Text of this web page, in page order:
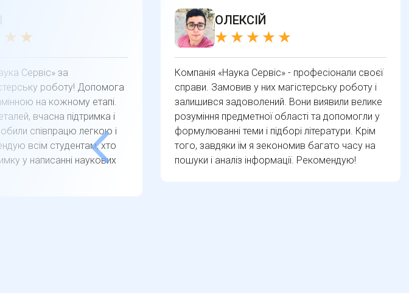
Сервіс» за
роботу! Допомога
на кожному етапі.
вчасна підтримка і
співпрацю легкою і
всім студентам, хто
у написанні наукових
ОЛЕКСІЙ
Компанія «Наука Сервіс» - професіонали своєї
справи. Замовив у них магістерську роботу і
залишився задоволений. Вони виявили велике
розуміння предметної області та допомогли у
формулюванні теми і підборі літератури. Крім
того, завдяки їм я зекономив багато часу на
пошуки і аналіз інформації. Рекомендую!